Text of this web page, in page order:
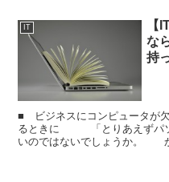
IT
【
な
持
■ ビジネスにコンピュータが
るときに 「とりあえずパ
いのではないでしょうか。